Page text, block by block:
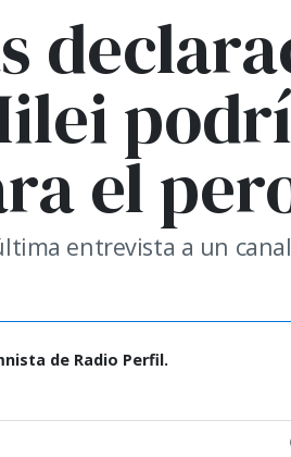
el
entrevista a un
de Radio Perfil.